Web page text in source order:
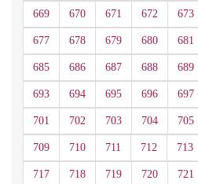
669 670 671 672 673
677 678 679 680 681
685 686 687 688 689
693 694 695 696 697
701 702 703 704 705
709 710 711 712 713
717 718 719 720 721